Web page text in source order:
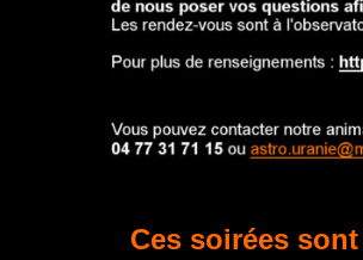
Ces soirées sont